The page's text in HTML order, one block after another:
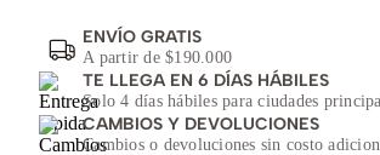
ENVÍO GRATIS
A partir de $190.000
TE LLEGA EN 6 DÍAS HÁBILES
Solo 4 días hábiles para ciudades
CAMBIOS Y DEVOLUCIONES
Cambios o devoluciones sin costo